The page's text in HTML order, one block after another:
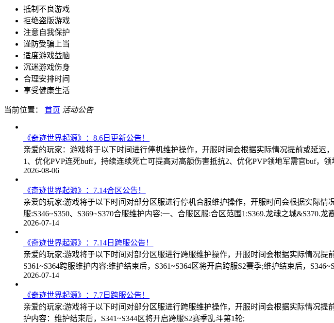
抵制不良游戏
拒绝盗版游戏
注意自我保护
谨防受骗上当
适度游戏益脑
沉迷游戏伤身
合理安排时间
享受健康生活
当前位置： 首页 活动公告
《奇迹世界起源》：8.6日更新公告！
亲爱的玩家：游戏将于以下时间进行停机维护操作，开服时间会根据实际情况提前或延迟
1、优化PVP连死buff，持续连续死亡可提高对高额伤害抵抗2、优化PVP领地军需官buf，
2026-08-06
《奇迹世界起源》：7.14合区公告！
亲爱的玩家:游戏将于以下时间对部分区服进行停机合服维护操作，开服时间会根据实际情
服:S346~S350、S369~S370合服维护内容:一、合服区服:合区范围1:S369.龙魂之城&S370.
2026-07-14
《奇迹世界起源》：7.14日跨服公告！
亲爱的玩家:游戏将于以下时间对部分区服进行跨服维护操作，开服时间会根据实际情况提
S361~S364跨服维护内容:维护结束后，S361~S364区将开启跨服S2赛季;维护结束后，
2026-07-14
《奇迹世界起源》：7.7日跨服公告！
亲爱的玩家:游戏将于以下时间对部分区服进行跨服维护操作，开服时间会根据实际情况提
护内容：维护结束后，S341~S344区将开启跨服S2赛季乱斗第1轮;